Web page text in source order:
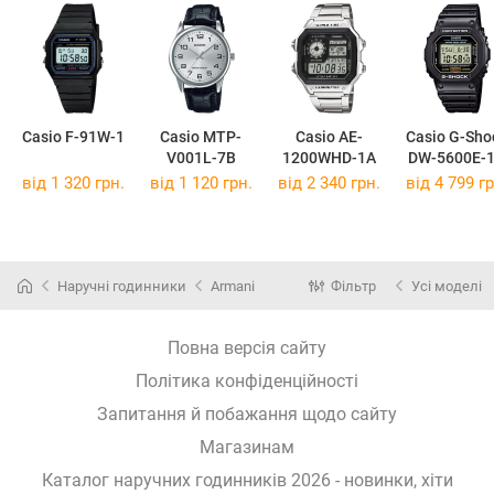
Casio F-91W-1
Casio MTP-
V001L-7B
Casio AE-
1200WHD-1A
Casio G-
DW-5600E-
від 1 320 грн. від 1 120 грн. від 2 340 грн. від 4 799
Наручні годинники Armani Фільтр Усі моделі
Повна версія сайту
Політика конфіденційності
Запитання й побажання щодо сайту
Магазинам
Каталог наручних годинників 2026 - новинки, хіти